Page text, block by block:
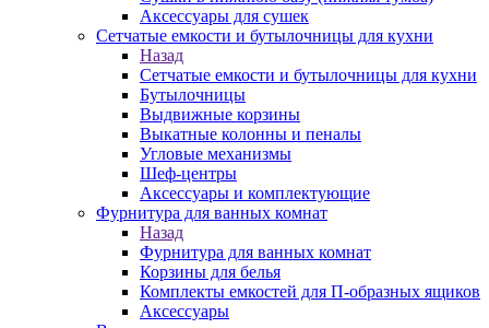
Аксессуары для сушек
Сетчатые емкости и бутылочницы для кухни
Назад
Сетчатые емкости и бутылочницы для кухни
Бутылочницы
Выдвижные корзины
Выкатные колонны и пеналы
Угловые механизмы
Шеф-центры
Аксессуары и комплектующие
Фурнитура для ванных комнат
Назад
Фурнитура для ванных комнат
Корзины для белья
Комплекты емкостей для П-образных ящиков
Аксессуары